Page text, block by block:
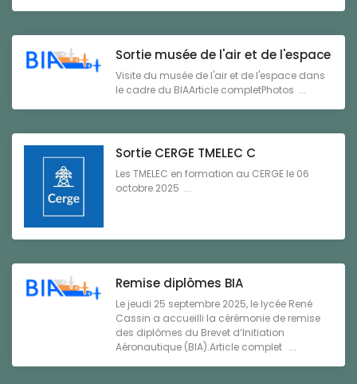
Sortie musée de l'air et de l'espace
Visite du musée de l'air et de l'espace dans
le cadre du BIAArticle completPhotos ...
Sortie CERGE TMELEC C
Les TMELEC en formation au CERGE le 06
octobre 2025 ...
Remise diplômes BIA
Le jeudi 25 septembre 2025, le lycée René
Cassin a accueilli la cérémonie de remise
des diplômes du Brevet d’Initiation
Aéronautique (BIA).Article complet ...